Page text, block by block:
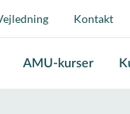
Kontakt
AMU-kurser